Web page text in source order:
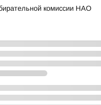
комиссии НАО